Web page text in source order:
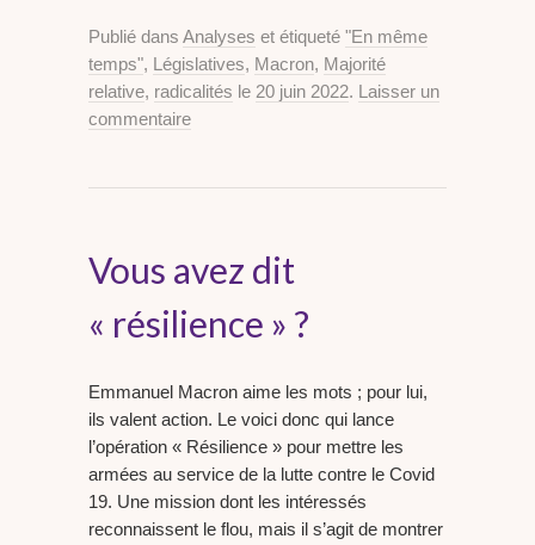
Publié dans Analyses et étiqueté "En même
temps", Législatives, Macron, Majorité
relative, radicalités le 20 juin 2022. Laisser un
commentaire
Vous avez dit
« résilience » ?
Emmanuel Macron aime les mots ; pour lui,
ils valent action. Le voici donc qui lance
l’opération « Résilience » pour mettre les
armées au service de la lutte contre le Covid
19. Une mission dont les intéressés
reconnaissent le flou, mais il s’agit de montrer